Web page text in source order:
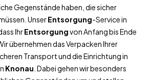
Gegenstände haben, die sicher
UnserEntsorgung-Service in
IhrEntsorgungvon Anfang bis Ende
übernehmen das Verpacken Ihrer
Transport und die Einrichtung in
Knonau . Dabei gehen wir besonders